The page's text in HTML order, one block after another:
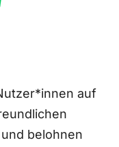
auf
belohnen